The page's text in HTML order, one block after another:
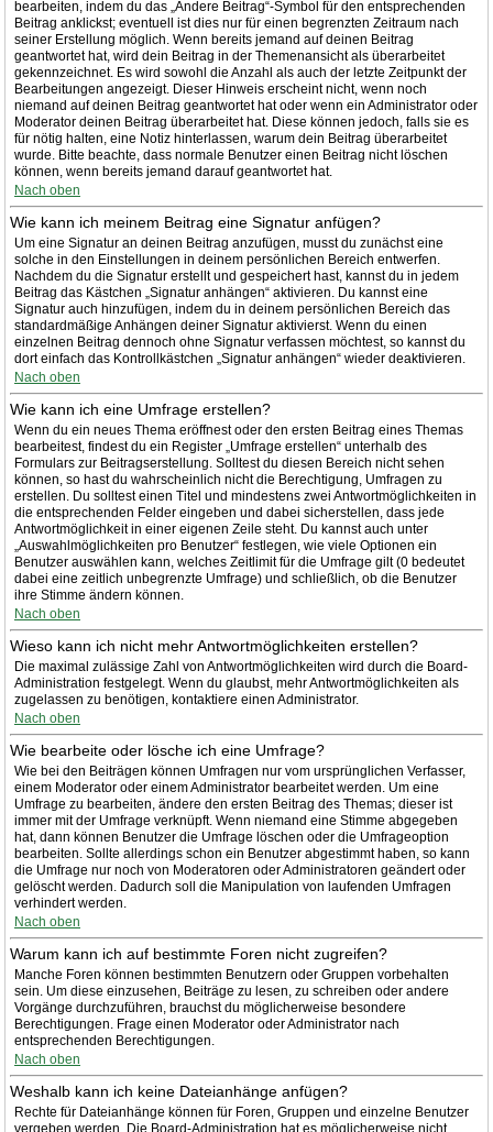
bearbeiten, indem du das „Ändere Beitrag“-Symbol für den entsprechenden
Beitrag anklickst; eventuell ist dies nur für einen begrenzten Zeitraum nach
seiner Erstellung möglich. Wenn bereits jemand auf deinen Beitrag
geantwortet hat, wird dein Beitrag in der Themenansicht als überarbeitet
gekennzeichnet. Es wird sowohl die Anzahl als auch der letzte Zeitpunkt der
Bearbeitungen angezeigt. Dieser Hinweis erscheint nicht, wenn noch
niemand auf deinen Beitrag geantwortet hat oder wenn ein Administrator oder
Moderator deinen Beitrag überarbeitet hat. Diese können jedoch, falls sie es
für nötig halten, eine Notiz hinterlassen, warum dein Beitrag überarbeitet
wurde. Bitte beachte, dass normale Benutzer einen Beitrag nicht löschen
können, wenn bereits jemand darauf geantwortet hat.
Nach oben
Wie kann ich meinem Beitrag eine Signatur anfügen?
Um eine Signatur an deinen Beitrag anzufügen, musst du zunächst eine
solche in den Einstellungen in deinem persönlichen Bereich entwerfen.
Nachdem du die Signatur erstellt und gespeichert hast, kannst du in jedem
Beitrag das Kästchen „Signatur anhängen“ aktivieren. Du kannst eine
Signatur auch hinzufügen, indem du in deinem persönlichen Bereich das
standardmäßige Anhängen deiner Signatur aktivierst. Wenn du einen
einzelnen Beitrag dennoch ohne Signatur verfassen möchtest, so kannst du
dort einfach das Kontrollkästchen „Signatur anhängen“ wieder deaktivieren.
Nach oben
Wie kann ich eine Umfrage erstellen?
Wenn du ein neues Thema eröffnest oder den ersten Beitrag eines Themas
bearbeitest, findest du ein Register „Umfrage erstellen“ unterhalb des
Formulars zur Beitragserstellung. Solltest du diesen Bereich nicht sehen
können, so hast du wahrscheinlich nicht die Berechtigung, Umfragen zu
erstellen. Du solltest einen Titel und mindestens zwei Antwortmöglichkeiten in
die entsprechenden Felder eingeben und dabei sicherstellen, dass jede
Antwortmöglichkeit in einer eigenen Zeile steht. Du kannst auch unter
„Auswahlmöglichkeiten pro Benutzer“ festlegen, wie viele Optionen ein
Benutzer auswählen kann, welches Zeitlimit für die Umfrage gilt (0 bedeutet
dabei eine zeitlich unbegrenzte Umfrage) und schließlich, ob die Benutzer
ihre Stimme ändern können.
Nach oben
Wieso kann ich nicht mehr Antwortmöglichkeiten erstellen?
Die maximal zulässige Zahl von Antwortmöglichkeiten wird durch die Board-
Administration festgelegt. Wenn du glaubst, mehr Antwortmöglichkeiten als
zugelassen zu benötigen, kontaktiere einen Administrator.
Nach oben
Wie bearbeite oder lösche ich eine Umfrage?
Wie bei den Beiträgen können Umfragen nur vom ursprünglichen Verfasser,
einem Moderator oder einem Administrator bearbeitet werden. Um eine
Umfrage zu bearbeiten, ändere den ersten Beitrag des Themas; dieser ist
immer mit der Umfrage verknüpft. Wenn niemand eine Stimme abgegeben
hat, dann können Benutzer die Umfrage löschen oder die Umfrageoption
bearbeiten. Sollte allerdings schon ein Benutzer abgestimmt haben, so kann
die Umfrage nur noch von Moderatoren oder Administratoren geändert oder
gelöscht werden. Dadurch soll die Manipulation von laufenden Umfragen
verhindert werden.
Nach oben
Warum kann ich auf bestimmte Foren nicht zugreifen?
Manche Foren können bestimmten Benutzern oder Gruppen vorbehalten
sein. Um diese einzusehen, Beiträge zu lesen, zu schreiben oder andere
Vorgänge durchzuführen, brauchst du möglicherweise besondere
Berechtigungen. Frage einen Moderator oder Administrator nach
entsprechenden Berechtigungen.
Nach oben
Weshalb kann ich keine Dateianhänge anfügen?
Rechte für Dateianhänge können für Foren, Gruppen und einzelne Benutzer
vergeben werden. Die Board-Administration hat es möglicherweise nicht